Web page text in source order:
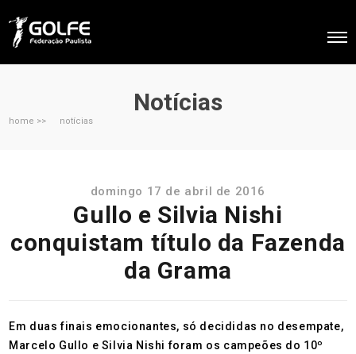
Notícias
home >> notícias
domingo 17 de abril de 2016
Gullo e Silvia Nishi
conquistam título da Fazenda
da Grama
Em duas finais emocionantes, só decididas no desempate,
Marcelo Gullo e Silvia Nishi foram os campeões do 10º